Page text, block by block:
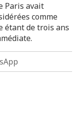
Paris avait
comme
étant de trois ans